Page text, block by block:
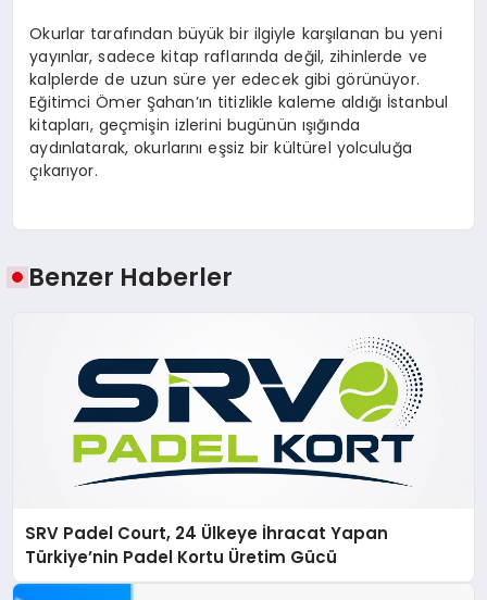
Okurlar tarafından büyük bir ilgiyle karşılanan bu yeni
yayınlar, sadece kitap raflarında değil, zihinlerde ve
kalplerde de uzun süre yer edecek gibi görünüyor.
Eğitimci Ömer Şahan’ın titizlikle kaleme aldığı İstanbul
kitapları, geçmişin izlerini bugünün ışığında
aydınlatarak, okurlarını eşsiz bir kültürel yolculuğa
çıkarıyor.
Benzer Haberler
SRV Padel Court, 24 Ülkeye İhracat Yapan
Türkiye’nin Padel Kortu Üretim Gücü